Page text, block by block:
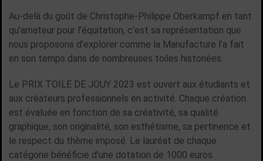
Au-delà du goût de Christophe-Philippe Oberkampf en tant
qu’amateur pour l’équitation, c’est sa représentation que
nous proposons d’explorer comme la Manufacture l’a fait
en son temps dans de nombreuses toiles historiées.
Le PRIX TOILE DE JOUY 2023 est ouvert aux étudiants et
aux créateurs professionnels en activité. Chaque création
est évaluée en fonction de sa créativité, sa qualité.
graphique, son originalité, son esthétisme, sa pertinence et
le respect du thème imposé. Le lauréat de chaque
catégorie bénéficie d’une dotation de 1000 euros.